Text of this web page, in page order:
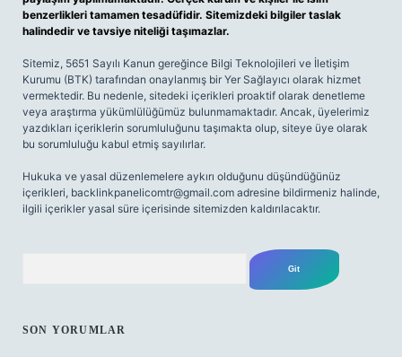
benzerlikleri tamamen tesadüfidir. Sitemizdeki bilgiler taslak
halindedir ve tavsiye niteliği taşımazlar.
Sitemiz, 5651 Sayılı Kanun gereğince Bilgi Teknolojileri ve İletişim
Kurumu (BTK) tarafından onaylanmış bir Yer Sağlayıcı olarak hizmet
vermektedir. Bu nedenle, sitedeki içerikleri proaktif olarak denetleme
veya araştırma yükümlülüğümüz bulunmamaktadır. Ancak, üyelerimiz
yazdıkları içeriklerin sorumluluğunu taşımakta olup, siteye üye olarak
bu sorumluluğu kabul etmiş sayılırlar.
Hukuka ve yasal düzenlemelere aykırı olduğunu düşündüğünüz
içerikleri, backlinkpanelicomtr@gmail.com adresine bildirmeniz halinde,
ilgili içerikler yasal süre içerisinde sitemizden kaldırılacaktır.
SON YORUMLAR